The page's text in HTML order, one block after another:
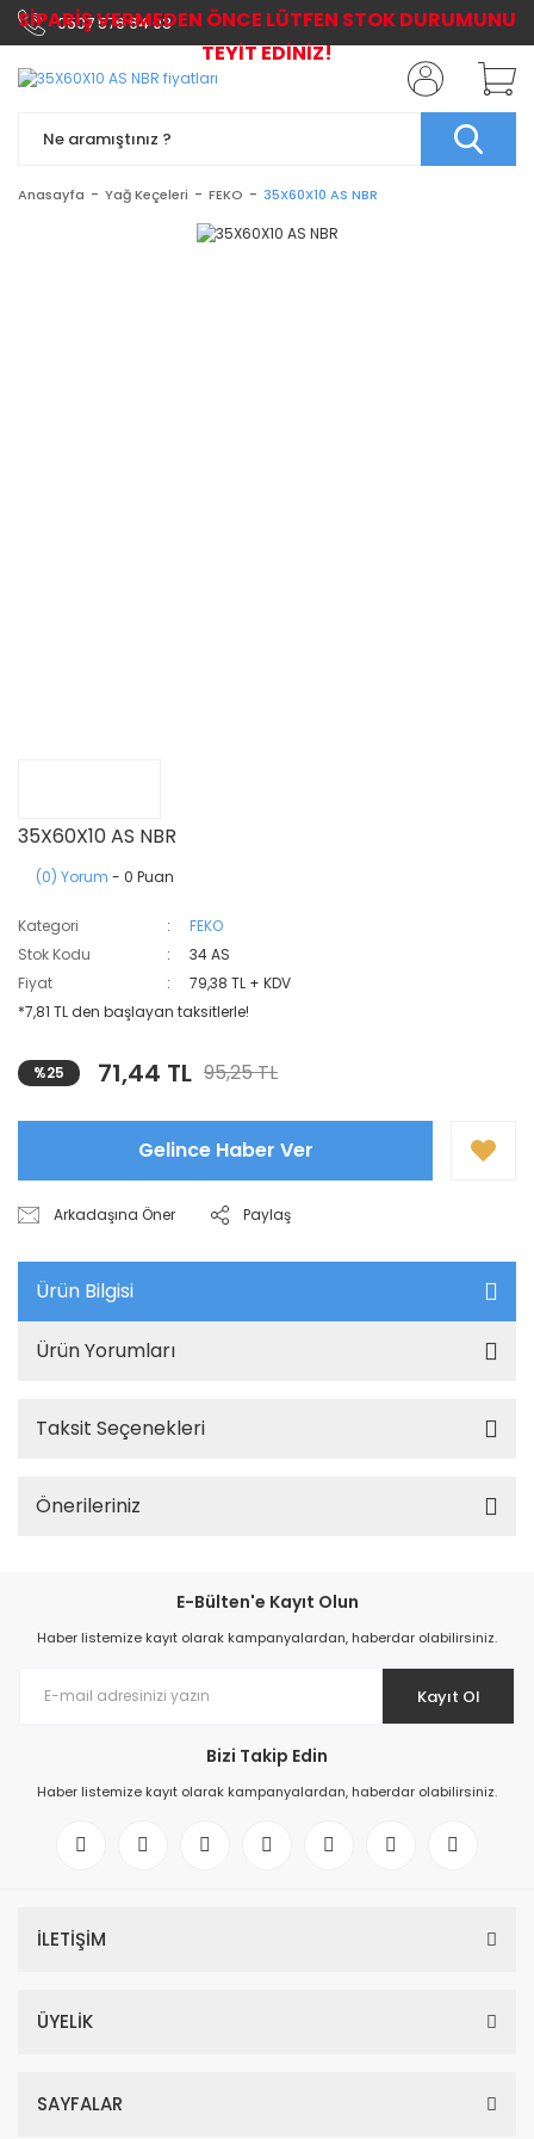
0507 576 64 03
Anasayfa Yağ Keçeleri FEKO 35X60X10 AS NBR
35X60X10 AS NBR
(0) Yorum - 0 Puan
Kategori
FEKO
Stok Kodu
34 AS
Fiyat
79,38 TL + KDV
*7,81 TL den başlayan taksitlerle!
%25 71,44 TL 95,25 TL
Gelince Haber Ver
Arkadaşına Öner Paylaş
Ürün Bilgisi
Ürün Yorumları
Taksit Seçenekleri
Önerileriniz
E-Bülten'e Kayıt Olun
Haber listemize kayıt olarak kampanyalardan, haberdar olabilirsiniz.
Kayıt Ol
Bizi Takip Edin
Haber listemize kayıt olarak kampanyalardan, haberdar olabilirsiniz.
İLETİŞİM
ÜYELİK
SAYFALAR
SİPARİŞ VERMEDEN ÖNCE LÜTFEN STOK DURUMUNU
TEYİT EDİNİZ!